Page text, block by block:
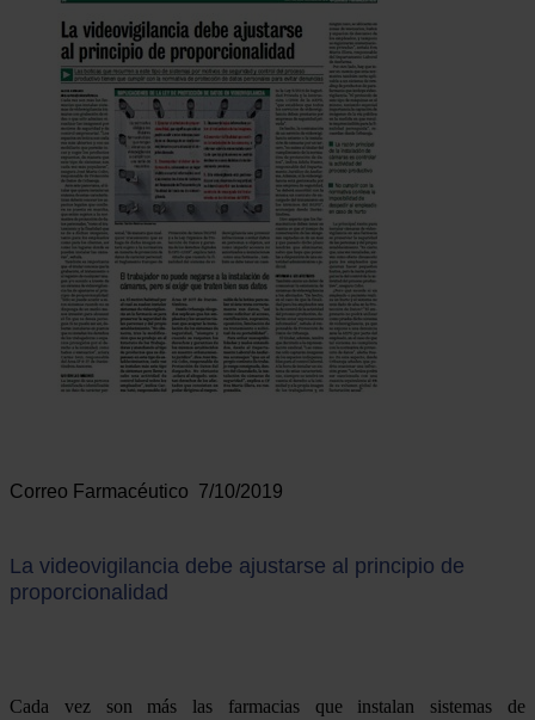
Correo Farmacéutico 7/10/2019
La videovigilancia debe ajustarse al principio de
proporcionalidad
Cada vez son más las farmacias que instalan sistemas de